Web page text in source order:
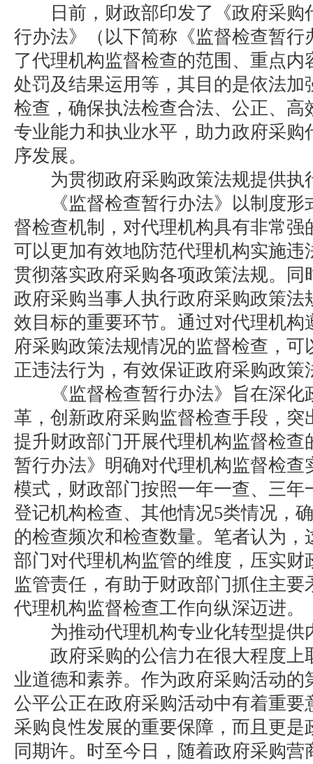
日前，财政部印发了《政府采购
行办法》（以下简称《监督检查暂行
了代理机构监督检查的范围、重点内
处罚及结果运用等，其目的是依法加
检查，确保执法检查合法、公正、高
专业能力和执业水平，助力政府采购
序发展。
为贯彻政府采购政策法规提供执
《监督检查暂行办法》以制度形
督检查机制，对代理机构具有非常强
可以更加有效地防范代理机构实施违
贯彻落实政府采购各项政策法规。同
政府采购当事人执行政府采购政策法
效目标的重要环节。通过对代理机构
府采购政策法规情况的监督检查，可
正违法行为，有效保证政府采购政策
《监督检查暂行办法》旨在深化
革，创新政府采购监督检查手段，突
提升财政部门开展代理机构监督检查
暂行办法》明确对代理机构监督检查
模式，财政部门按照一年一查、三年
登记机构检查、其他情况5类情况，
的检查频次和检查数量。笔者认为，
部门对代理机构监管的维度，压实财
监管责任，有助于财政部门抓住主要
代理机构监督检查工作向纵深迈进。
为推动代理机构专业化转型提供
政府采购的公信力在很大程度上
业道德和素养。作为政府采购活动的
公平公正在政府采购活动中有着重要
采购良性发展的重要保障，而且更是
同期许。时至今日，随着政府采购